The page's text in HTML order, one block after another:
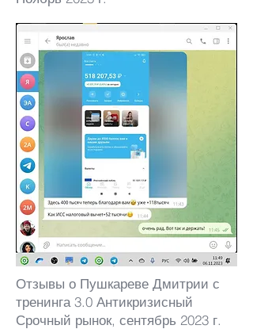
Отзывы о Пушкареве Дмитрии с
тренинга 3.0 Антикризисный
Срочный рынок, сентябрь 2023 г.